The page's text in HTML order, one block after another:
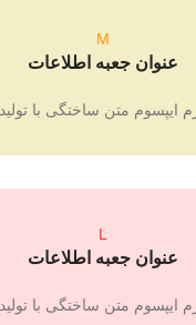
M
عنوان جعبه اطلاعات
ایپسوم متن ساختگی با تولید.
L
عنوان جعبه اطلاعات
ایپسوم متن ساختگی با تولید.